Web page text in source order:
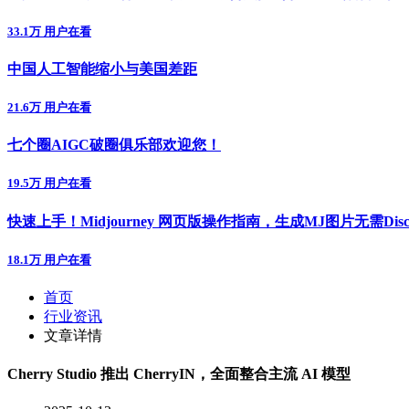
33.1万 用户在看
中国人工智能缩小与美国差距
21.6万 用户在看
七个圈AIGC破圈俱乐部欢迎您！
19.5万 用户在看
快速上手！Midjourney 网页版操作指南，生成MJ图片无需
18.1万 用户在看
首页
行业资讯
文章详情
​Cherry Studio 推出 CherryIN，全面整合主流 AI 模型